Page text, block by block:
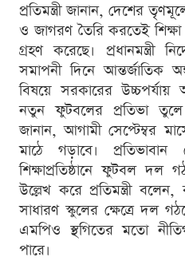
প্রতিমন্ত্রী জানান, দেশের
ও জাগরণ তৈরি করতেই
গ্রহণ করেছে। প্রধানমন্ত্রী
সমাপনী দিনে আন্তর্জাতিক
বিষয়ে সরকারের উচ্চপর্যায়
নতুন ফুটবলের প্রতিভা
জানান, আগামী সেপ্টেম্বর
মাঠে গড়াবে। প্রতিভাবান
শিক্ষাপ্রতিষ্ঠানে ফুটবল
উল্লেখ করে প্রতিমন্ত্রী
সাধারণ স্কুলের ক্ষেত্রে দল
এমপিও স্থগিতের মতো
পারে।